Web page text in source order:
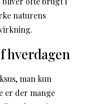
naturens
hverdagen
man kun
er der mange